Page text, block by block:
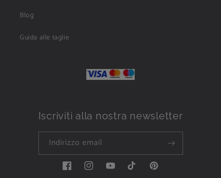
Blog
Guida alle taglie
Iscriviti alla nostra newsletter
Indirizzo email
FacebookInstagramYouTubeTikTok Pinterest